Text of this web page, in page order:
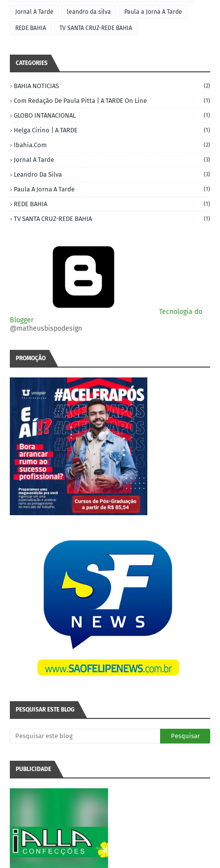
Jornal A Tarde leandro da silva Paula a Jorna A Tarde
REDE BAHIA TV SANTA CRUZ-REDE BAHIA
CATEGORIES
BAHIA NOTICIAS (2)
Com Redação De Paula Pitta | A TARDE On Line (1)
GLOBO INTANACIONAL (1)
Helga Cirino | A TARDE (1)
Ibahia.com (2)
Jornal A Tarde (3)
Leandro Da Silva (3)
Paula A Jorna A Tarde (1)
REDE BAHIA (1)
TV SANTA CRUZ-REDE BAHIA (1)
Tecnologia do
Blogger
@matheusbispodesign
PROMOÇÃO
PESQUISAR ESTE BLOG
PUBLICIDADE